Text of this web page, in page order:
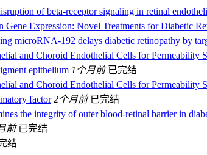
of beta-receptor signaling in retinal
Expression: Novel Treatments for Diabetic
microRNA‐192 delays diabetic retinopathy by
and Choroid Endothelial Cells for Permeability
epithelium 1个月前 已完结
and Choroid Endothelial Cells for Permeability
factor 2个月前 已完结
the integrity of outer blood‐retinal barrier in
前 已完结
结